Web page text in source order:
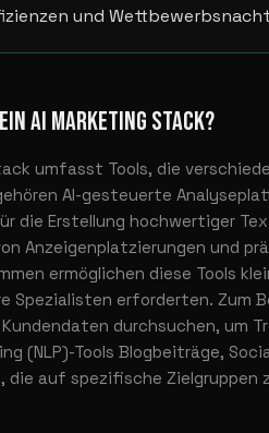
und
AI MARKETING STACK?
umfasst Tools, die
AI-gesteuerte
die Erstellung hochwertiger
Anzeigenplatzierungen und
ermöglichen diese Tools
Spezialisten erforderten. Zum
durchsuchen, um
(NLP)-Tools Blogbeiträge,
die auf spezifische Zielgruppen